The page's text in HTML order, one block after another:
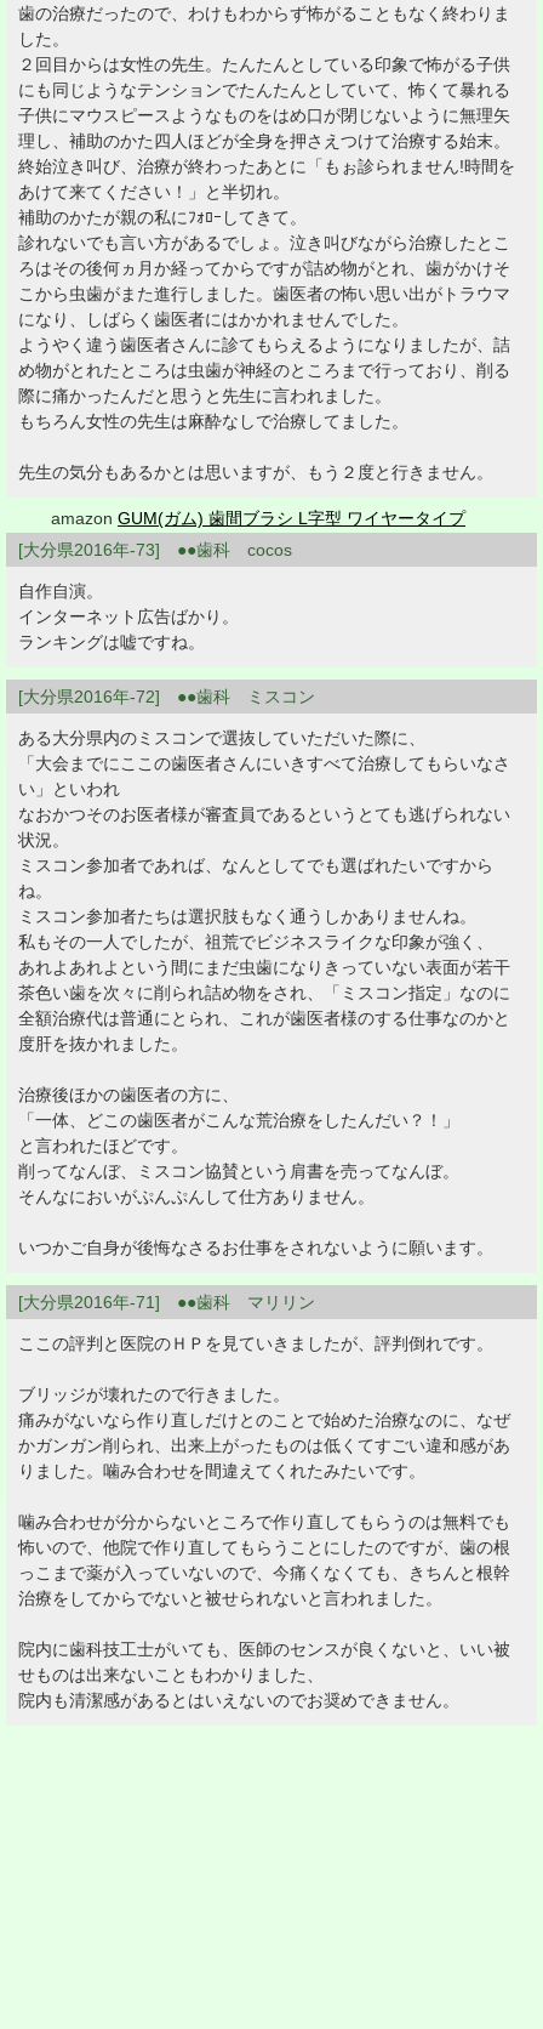
歯の治療だったので、わけもわからず怖がることもなく終わりま
した。
２回目からは女性の先生。たんたんとしている印象で怖がる子供
にも同じようなテンションでたんたんとしていて、怖くて暴れる
子供にマウスピースようなものをはめ口が閉じないように無理矢
理し、補助のかた四人ほどが全身を押さえつけて治療する始末。
終始泣き叫び、治療が終わったあとに「もぉ診られません!時間を
あけて来てください！」と半切れ。
補助のかたが親の私にﾌｫﾛｰしてきて。
診れないでも言い方があるでしょ。泣き叫びながら治療したとこ
ろはその後何ヵ月か経ってからですが詰め物がとれ、歯がかけそ
こから虫歯がまた進行しました。歯医者の怖い思い出がトラウマ
になり、しばらく歯医者にはかかれませんでした。
ようやく違う歯医者さんに診てもらえるようになりましたが、詰
め物がとれたところは虫歯が神経のところまで行っており、削る
際に痛かったんだと思うと先生に言われました。
もちろん女性の先生は麻酔なしで治療してました。
先生の気分もあるかとは思いますが、もう２度と行きません。
amazonGUM(ガム) 歯間ブラシ L字型 ワイヤータイプ
[大分県2016年-73] ●●歯科 cocos
自作自演。
インターネット広告ばかり。
ランキングは嘘ですね。
[大分県2016年-72] ●●歯科 ミスコン
ある大分県内のミスコンで選抜していただいた際に、
「大会までにここの歯医者さんにいきすべて治療してもらいなさ
い」といわれ
なおかつそのお医者様が審査員であるというとても逃げられない
状況。
ミスコン参加者であれば、なんとしてでも選ばれたいですから
ね。
ミスコン参加者たちは選択肢もなく通うしかありませんね。
私もその一人でしたが、祖荒でビジネスライクな印象が強く、
あれよあれよという間にまだ虫歯になりきっていない表面が若干
茶色い歯を次々に削られ詰め物をされ、「ミスコン指定」なのに
全額治療代は普通にとられ、これが歯医者様のする仕事なのかと
度肝を抜かれました。
治療後ほかの歯医者の方に、
「一体、どこの歯医者がこんな荒治療をしたんだい？！」
と言われたほどです。
削ってなんぼ、ミスコン協賛という肩書を売ってなんぼ。
そんなにおいがぷんぷんして仕方ありません。
いつかご自身が後悔なさるお仕事をされないように願います。
[大分県2016年-71] ●●歯科 マリリン
ここの評判と医院のＨＰを見ていきましたが、評判倒れです。
ブリッジが壊れたので行きました。
痛みがないなら作り直しだけとのことで始めた治療なのに、なぜ
かガンガン削られ、出来上がったものは低くてすごい違和感があ
りました。噛み合わせを間違えてくれたみたいです。
噛み合わせが分からないところで作り直してもらうのは無料でも
怖いので、他院で作り直してもらうことにしたのですが、歯の根
っこまで薬が入っていないので、今痛くなくても、きちんと根幹
治療をしてからでないと被せられないと言われました。
院内に歯科技工士がいても、医師のセンスが良くないと、いい被
せものは出来ないこともわかりました、
院内も清潔感があるとはいえないのでお奨めできません。